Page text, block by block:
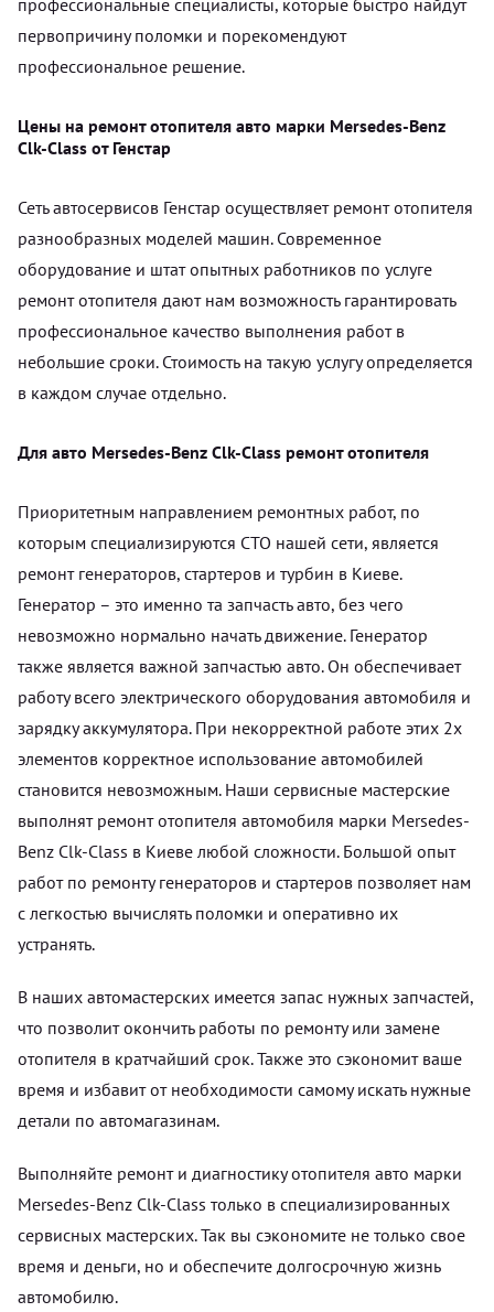
первопричину поломки и порекомендуют
профессиональное решение.
Цены на ремонт отопителя авто марки Mersedes-Benz
Clk-Class от Генстар
Сеть автосервисов Генстар осуществляет ремонт отопителя
разнообразных моделей машин. Современное
оборудование и штат опытных работников по услуге
ремонт отопителя дают нам возможность гарантировать
профессиональное качество выполнения работ в
небольшие сроки. Стоимость на такую услугу определяется
в каждом случае отдельно.
Для авто Mersedes-Benz Clk-Class ремонт отопителя
Приоритетным направлением ремонтных работ, по
которым специализируются СТО нашей сети, является
ремонт генераторов, стартеров и турбин в Киеве.
Генератор – это именно та запчасть авто, без чего
невозможно нормально начать движение. Генератор
также является важной запчастью авто. Он обеспечивает
работу всего электрического оборудования автомобиля и
зарядку аккумулятора. При некорректной работе этих 2х
элементов корректное использование автомобилей
становится невозможным. Наши сервисные мастерские
выполнят ремонт отопителя автомобиля марки Mersedes-
Benz Clk-Class в Киеве любой сложности. Большой опыт
работ по ремонту генераторов и стартеров позволяет нам
с легкостью вычислять поломки и оперативно их
устранять.
В наших автомастерских имеется запас нужных запчастей,
что позволит окончить работы по ремонту или замене
отопителя в кратчайший срок. Также это сэкономит ваше
время и избавит от необходимости самому искать нужные
детали по автомагазинам.
Выполняйте ремонт и диагностику отопителя авто марки
Mersedes-Benz Clk-Class только в специализированных
сервисных мастерских. Так вы сэкономите не только свое
время и деньги, но и обеспечите долгосрочную жизнь
автомобилю.